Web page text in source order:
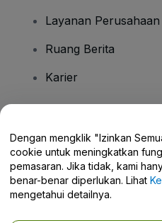
Layanan Perusahaan
Ruang Berita
Karier
Pusat Bantuan /
Dengan mengklik "Izinkan
cookie untuk meningkatkan
pemasaran. Jika tidak, kami
benar-benar diperlukan. Lihat
mengetahui detailnya.